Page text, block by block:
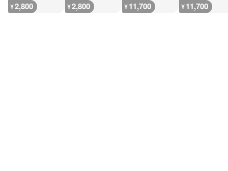
¥2,800 ¥2,800 ¥11,700 ¥11,700